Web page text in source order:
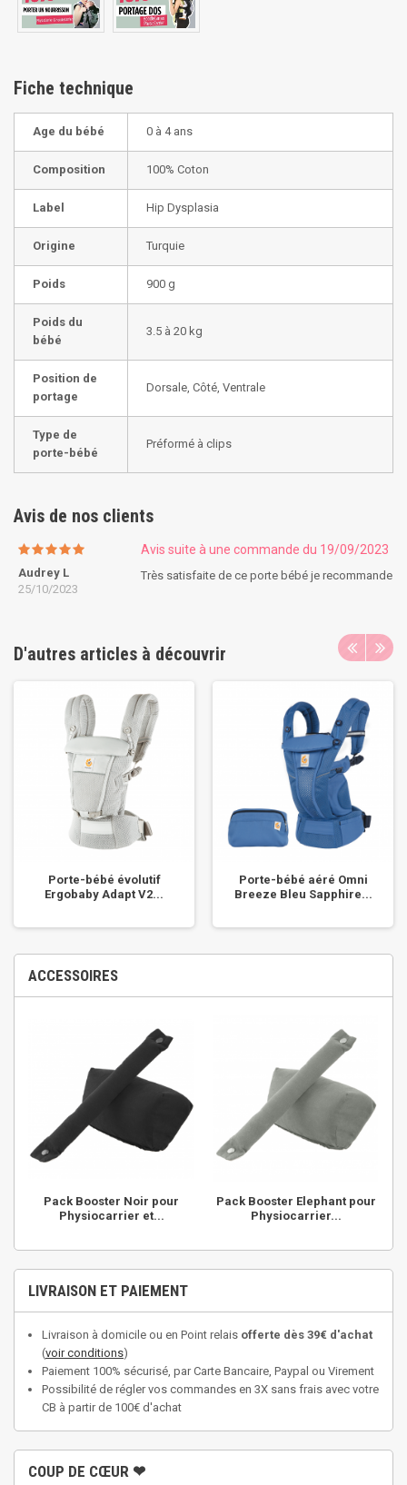
Fiche technique
Age du bébé 0 à 4 ans
Composition 100% Coton
Label Hip Dysplasia
Origine Turquie
Poids 900 g
Poids du
bébé
3.5 à 20 kg
Position de
portage
Dorsale, Côté, Ventrale
Type de
porte-bébé
Préformé à clips
Avis de nos clients
Audrey L
25/10/2023
Avis suite à une commande du 19/09/2023
Très satisfaite de ce porte bébé je recommande
D'autres articles à découvrir
Porte-bébé évolutif
Ergobaby Adapt V2...
Porte-bébé aéré Omni
Breeze Bleu Sapphire...
ACCESSOIRES
Pack Booster Noir pour
Physiocarrier et...
Pack Booster Elephant pour
Physiocarrier...
LIVRAISON ET PAIEMENT
Livraison à domicile ou en Point relais offerte dès 39€ d'achat
(voir conditions)
Paiement 100% sécurisé, par Carte Bancaire, Paypal ou Virement
Possibilité de régler vos commandes en 3X sans frais avec votre
CB à partir de 100€ d'achat
COUP DE CŒUR ❤